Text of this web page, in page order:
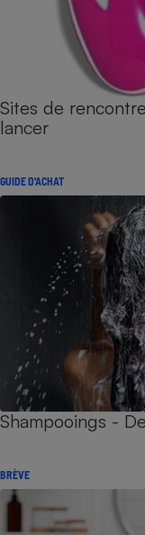
Sites de
lancer
GUIDE D'ACHAT
Shampooings -
BRÈVE